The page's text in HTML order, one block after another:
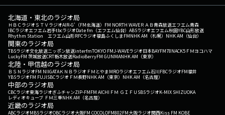
北海道・東北のラジオ局
ＨＢＣラジオＳＴＶラジオAIR-G'（FM北海道） FM NORTH WAVEＲＡＢ青森放送エフエム青森
IBCラジオエフエム岩手tbcラジオDate fm（エフエム仙台） ABSラジオエフエム秋田YBC山形放送
Rhythm Station エフエム山形RFCラジオ福島ふくしまFMNHK AM（札幌） NHK AM（仙台）
関東のラジオ局
TBSラジオ文化放送ニッポン放送interfmTOKYO FMJ-WAVEラジオ日本BAYFM78NACK5 ＦＭヨコハマ
LuckyFM 茨城放送CRT栃木放送RadioBerryFM GUNMANHK AM（東京）
北陸・甲信越のラジオ局
ＢＳＮラジオFM NIIGATAＫＮＢラジオ ＦＭとやまMROラジオエフエム石川FBCラジオFM福井
YBSラジオFM FUJISBCラジオ ＦＭ長野NHK AM（東京） NHK AM（名古屋）
中部のラジオ局
CBCラジオ東海ラジオぎふチャンZIP-FMFM AICHI ＦＭ ＧＩＦＵ SBSラジオK-MIX SHIZUOKA
レディオキューブ ＦＭ三重NHK AM（名古屋）
近畿のラジオ局
ABCラジオMBSラジオOBCラジオ大阪FM COCOLOFM802FM大阪ラジオ関西Kiss FM KOBE